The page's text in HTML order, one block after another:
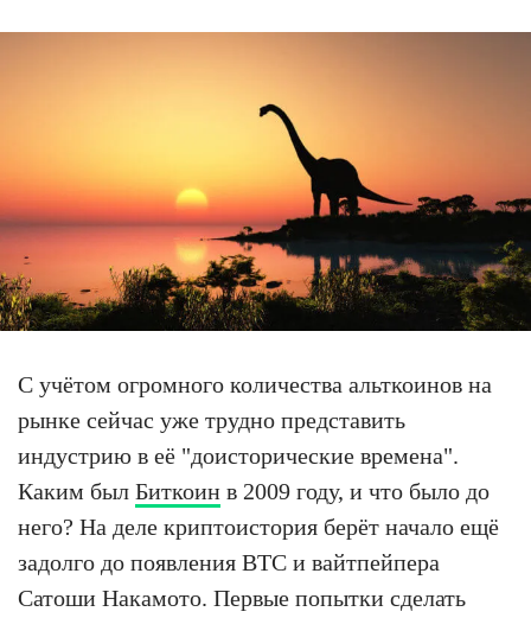
С учётом огромного количества альткоинов на
рынке сейчас уже трудно представить
индустрию в её "доисторические времена".
Каким был Биткоин в 2009 году, и что было до
него? На деле криптоистория берёт начало ещё
задолго до появления BTC и вайтпейпера
Сатоши Накамото. Первые попытки сделать